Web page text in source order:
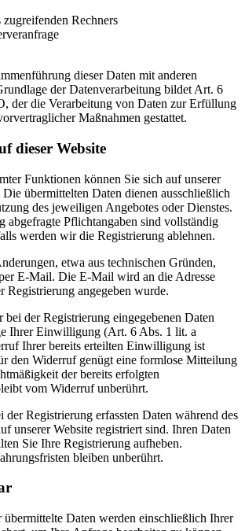
zugreifenden Rechners
dieser Daten mit anderen
der Datenverarbeitung bildet Art. 6
der die Verarbeitung von Daten zur Erfüllung
Maßnahmen gestattet.
dieser Website
Funktionen können Sie sich auf unserer
übermittelten Daten dienen ausschließlich
des jeweiligen Angebotes oder Dienstes.
abgefragte Pflichtangaben sind vollständig
werden wir die Registrierung ablehnen.
etwa aus technischen Gründen,
E-Mail. Die E-Mail wird an die Adresse
Registrierung angegeben wurde.
bei der Registrierung eingegebenen Daten
Ihrer Einwilligung (Art. 6 Abs. 1 lit. a
Ihrer bereits erteilten Einwilligung ist
den Widerruf genügt eine formlose Mitteilung
der bereits erfolgten
vom Widerruf unberührt.
der Registrierung erfassten Daten während des
unserer Website registriert sind. Ihren Daten
Sie Ihre Registrierung aufheben.
bleiben unberührt.
Daten werden einschließlich Ihrer